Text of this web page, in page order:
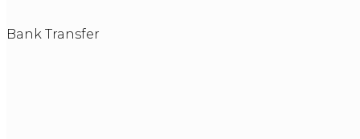
Bank Transfer